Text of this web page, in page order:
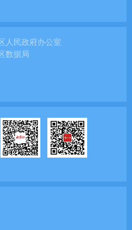
人民政府办公室
数据局